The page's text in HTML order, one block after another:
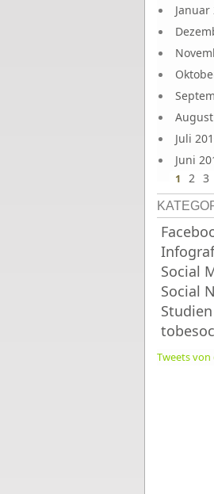
Januar
Juli
Juni
1 2 3
Social
Social
Studien
Tweets von